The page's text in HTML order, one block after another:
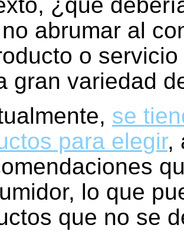
abrumar al
o
gran variedad
se
para elegir,
lo que
que no se